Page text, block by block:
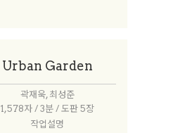
Urban Garden
곽재욱, 최성준
1,578자 / 3분 / 도판 5장
작업설명